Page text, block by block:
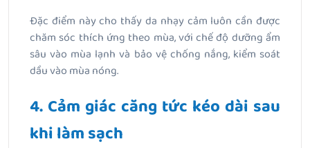
Đặc điểm này cho thấy da nhạy cảm luôn cần được
chăm sóc thích ứng theo mùa, với chế độ dưỡng ẩm
sâu vào mùa lạnh và bảo vệ chống nắng, kiểm soát
dầu vào mùa nóng.
4. Cảm giác căng tức kéo dài sau
khi làm sạch